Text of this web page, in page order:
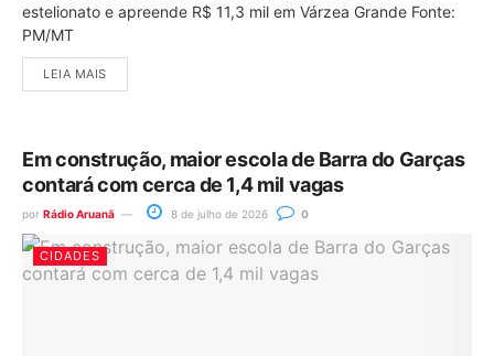
estelionato e apreende R$ 11,3 mil em Várzea Grande Fonte:
PM/MT
LEIA MAIS
Em construção, maior escola de Barra do Garças
contará com cerca de 1,4 mil vagas
por Rádio Aruanã 8 de julho de 2026 0
CIDADES